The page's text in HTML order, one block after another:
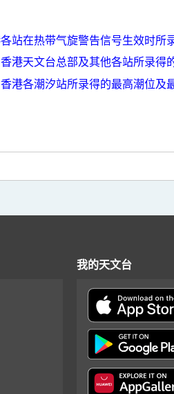
站在热带气旋警告信号生效时所
港天文台总部及其他各站所录得
港各潮汐站所录得的最高潮位及
我的天文台